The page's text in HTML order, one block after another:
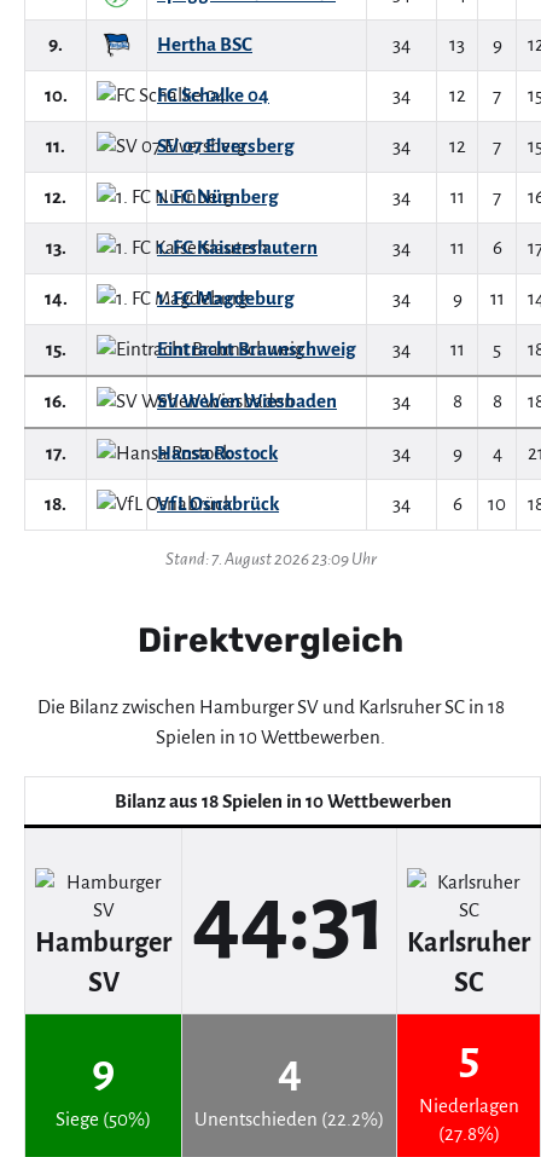
9. Hertha BSC 34 13 9
10. FC Schalke 04 34 12 7
11. SV 07 Elversberg 34 12 7
12. 1. FC Nürnberg 34 11 7
13. 1. FC Kaiserslautern 34 11 6
14. 1. FC Magdeburg 34 9 11
15. Eintracht Braunschweig 34 11 5
16. SV Wehen Wiesbaden 34 8 8
17. Hansa Rostock 34 9 4
18. VfL Osnabrück 34 6 10
Stand: 7. August 2026 23:09 Uhr
Direktvergleich
Die Bilanz zwischen Hamburger SV und Karlsruher SC in 18
Spielen in 10 Wettbewerben.
Bilanz aus 18 Spielen in 10 Wettbewerben
Hamburger
SV
44:31
Karlsruher
SC
9
Siege (50%)
4
Unentschieden (22.2%)
5
Niederlagen
(27.8%)